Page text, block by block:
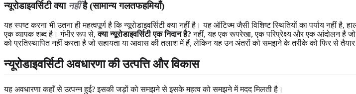
न्यूरोडाइवर्सिटी क्या नहींहै (सामान्य गलतफहमियाँ)
यह स्पष्ट करना भी उतना ही महत्वपूर्ण है कि न्यूरोडाइवर्सिटी क्या नहीं है। यह ऑटिज्म जैसी विशिष्ट स्थितियों का पर्याय
एक व्यापक शब्द है। गंभीर रूप से,क्या न्यूरोडाइवर्सिटी एक निदान है? नहीं, यह एक रूपरेखा, एक परिप्रेक्ष्य और एक आंदोलन है
को प्रतिस्थापित नहीं करता है जो सहायता या आवास की तलाश में हैं, लेकिन यह उन अंतरों को समझने के तरीके को फिर से
न्यूरोडाइवर्सिटी अवधारणा की उत्पत्ति और विकास
यह अवधारणा कहाँ से उत्पन्न हुई? इसकी जड़ों को समझने से इसके महत्व को समझने में मदद मिलती है।